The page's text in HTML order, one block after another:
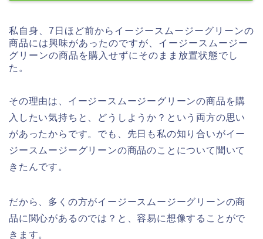
私自身、7日ほど前からイージースムージーグリーンの
商品には興味があったのですが、イージースムージー
グリーンの商品を購入せずにそのまま放置状態でし
た。
その理由は、イージースムージーグリーンの商品を購
入したい気持ちと、どうしようか？という両方の思い
があったからです。でも、先日も私の知り合いがイー
ジースムージーグリーンの商品のことについて聞いて
きたんです。
だから、多くの方がイージースムージーグリーンの商
品に関心があるのでは？と、容易に想像することがで
きます。